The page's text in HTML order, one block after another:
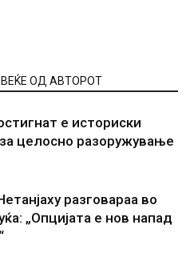
ОД АВТОРОТ
е историски
целосно разоружување
разговараа во
„Опцијата е нов напад